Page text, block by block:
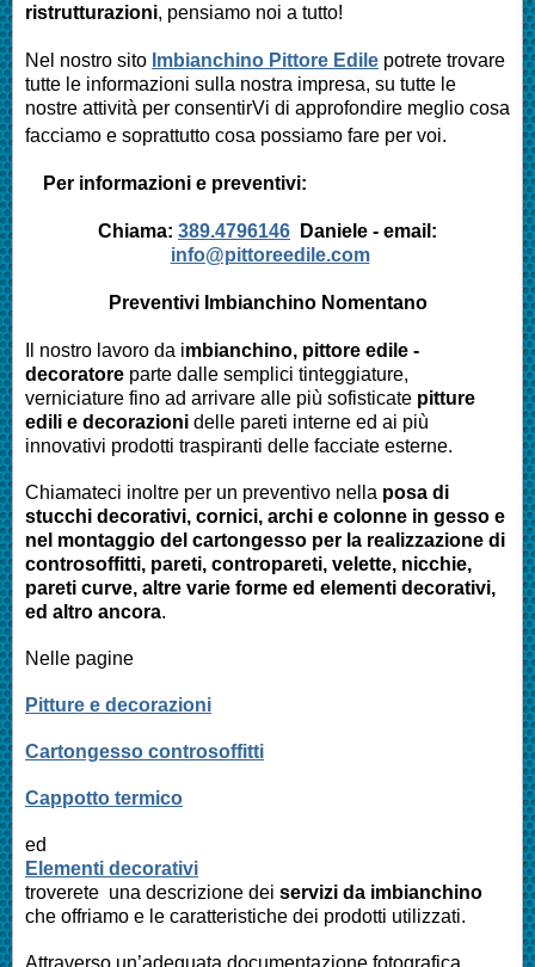
ristrutturazioni, pensiamo noi a tutto!
Nel nostro sito Imbianchino Pittore Edile potrete trovare
tutte le informazioni sulla nostra impresa, su tutte le
nostre attività per consentirVi di approfondire meglio cosa
facciamo e soprattutto cosa possiamo fare per voi.
Per informazioni e preventivi:
Chiama: 389.4796146 Daniele - email:
info@pittoreedile.com
Preventivi Imbianchino Nomentano
Il nostro lavoro da imbianchino, pittore edile -
decoratore parte dalle semplici tinteggiature,
verniciature fino ad arrivare alle più sofisticate pitture
edili e decorazioni delle pareti interne ed ai più
innovativi prodotti traspiranti delle facciate esterne.
Chiamateci inoltre per un preventivo nella posa di
stucchi decorativi, cornici, archi e colonne in gesso e
nel montaggio del cartongesso per la realizzazione di
controsoffitti, pareti, contropareti, velette, nicchie,
pareti curve, altre varie forme ed elementi decorativi,
ed altro ancora.
Nelle pagine
Pitture e decorazioni
Cartongesso controsoffitti
Cappotto termico
ed
Elementi decorativi
troverete una descrizione dei servizi da imbianchino
che offriamo e le caratteristiche dei prodotti utilizzati.
Attraverso un’adeguata documentazione fotografica,